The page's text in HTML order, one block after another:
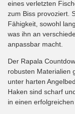
eines verletzten
zum Biss provoziert.
Fähigkeit, sowohl
was ihn an
anpassbar macht.
Der Rapala
robusten Materialien
unter harten
Haken sind scharf
in einen